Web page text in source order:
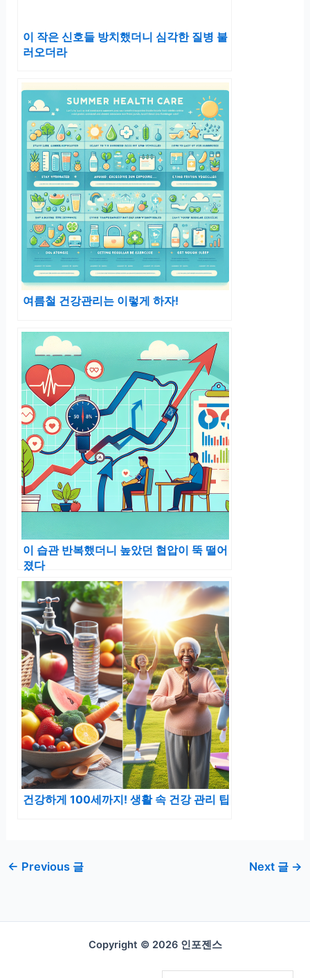
이 작은 신호들 방치했더니 심각한 질병 불
러오더라
여름철 건강관리는 이렇게 하자!
이 습관 반복했더니 높았던 협압이 뚝 떨어
졌다
건강하게 100세까지! 생활 속 건강 관리 팁
← Previous 글 Next 글 →
Copyright © 2026 인포젠스